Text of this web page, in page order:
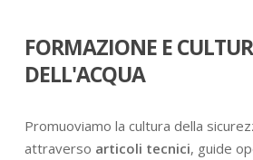
FORMAZIONE E
DELL'ACQUA
Promuoviamo la cultura della
attraverso articoli tecnici, guide